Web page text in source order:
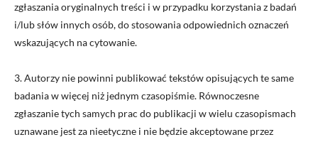
zgłaszania oryginalnych treści i w przypadku korzystania z badań
i/lub słów innych osób, do stosowania odpowiednich oznaczeń
wskazujących na cytowanie.
3. Autorzy nie powinni publikować tekstów opisujących te same
badania w więcej niż jednym czasopiśmie. Równoczesne
zgłaszanie tych samych prac do publikacji w wielu czasopismach
uznawane jest za nieetyczne i nie będzie akceptowane przez